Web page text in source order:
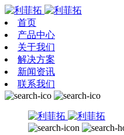
首页
产品中心
关于我们
解决方案
新闻资讯
联系我们